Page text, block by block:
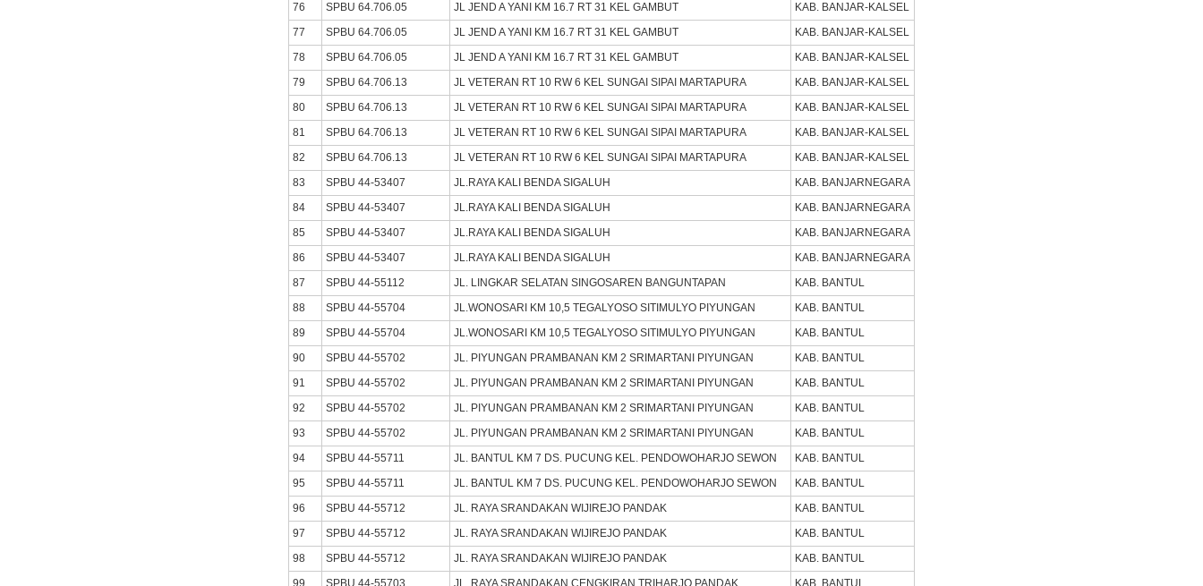
76
SPBU 64.706.05 JL JEND A YANI KM 16.7 RT 31 KEL GAMBUT
KAB. BANJAR-KALSEL
77
SPBU 64.706.05 JL JEND A YANI KM 16.7 RT 31 KEL GAMBUT
KAB. BANJAR-KALSEL
78
SPBU 64.706.05 JL JEND A YANI KM 16.7 RT 31 KEL GAMBUT
KAB. BANJAR-KALSEL
79
SPBU 64.706.13 JL VETERAN RT 10 RW 6 KEL SUNGAI SIPAI MARTAPURA
KAB. BANJAR-KALSEL
80
SPBU 64.706.13 JL VETERAN RT 10 RW 6 KEL SUNGAI SIPAI MARTAPURA
KAB. BANJAR-KALSEL
81
SPBU 64.706.13 JL VETERAN RT 10 RW 6 KEL SUNGAI SIPAI MARTAPURA
KAB. BANJAR-KALSEL
82
SPBU 64.706.13 JL VETERAN RT 10 RW 6 KEL SUNGAI SIPAI MARTAPURA
KAB. BANJAR-KALSEL
83
SPBU 44-53407 JL.RAYA KALI BENDA SIGALUH
KAB. BANJARNEGARA
84
SPBU 44-53407 JL.RAYA KALI BENDA SIGALUH
KAB. BANJARNEGARA
85
SPBU 44-53407 JL.RAYA KALI BENDA SIGALUH
KAB. BANJARNEGARA
86
SPBU 44-53407 JL.RAYA KALI BENDA SIGALUH
KAB. BANJARNEGARA
87
SPBU 44-55112 JL. LINGKAR SELATAN SINGOSAREN BANGUNTAPAN
KAB. BANTUL
88
SPBU 44-55704 JL.WONOSARI KM 10,5 TEGALYOSO SITIMULYO PIYUNGAN
KAB. BANTUL
89
SPBU 44-55704 JL.WONOSARI KM 10,5 TEGALYOSO SITIMULYO PIYUNGAN
KAB. BANTUL
90
SPBU 44-55702 JL. PIYUNGAN PRAMBANAN KM 2 SRIMARTANI PIYUNGAN
KAB. BANTUL
91
SPBU 44-55702 JL. PIYUNGAN PRAMBANAN KM 2 SRIMARTANI PIYUNGAN
KAB. BANTUL
92
SPBU 44-55702 JL. PIYUNGAN PRAMBANAN KM 2 SRIMARTANI PIYUNGAN
KAB. BANTUL
93
SPBU 44-55702 JL. PIYUNGAN PRAMBANAN KM 2 SRIMARTANI PIYUNGAN
KAB. BANTUL
94
SPBU 44-55711 JL. BANTUL KM 7 DS. PUCUNG KEL. PENDOWOHARJO SEWON
KAB. BANTUL
95
SPBU 44-55711 JL. BANTUL KM 7 DS. PUCUNG KEL. PENDOWOHARJO SEWON
KAB. BANTUL
96
SPBU 44-55712 JL. RAYA SRANDAKAN WIJIREJO PANDAK
KAB. BANTUL
97
SPBU 44-55712 JL. RAYA SRANDAKAN WIJIREJO PANDAK
KAB. BANTUL
98
SPBU 44-55712 JL. RAYA SRANDAKAN WIJIREJO PANDAK
KAB. BANTUL
99
SPBU 44-55703 JL. RAYA SRANDAKAN CENGKIRAN TRIHARJO PANDAK KAB. BANTUL